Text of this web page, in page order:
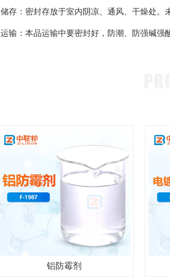
储存：密封存放于室内阴凉、通风、干燥处。
运输：本品运输中要密封好，防潮、防强碱强
铝防霉剂